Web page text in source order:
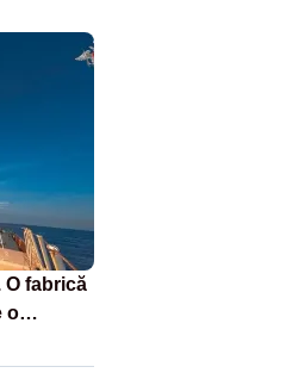
O fabrică
o
o